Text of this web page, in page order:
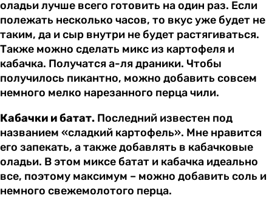
оладьи лучше всего готовить на один раз. Если
полежать несколько часов, то вкус уже будет не
таким, да и сыр внутри не будет растягиваться.
Также можно сделать микс из картофеля и
кабачка. Получатся а-ля драники. Чтобы
получилось пикантно, можно добавить совсем
немного мелко нарезанного перца чили.
Кабачки и батат. Последний известен под
названием «сладкий картофель». Мне нравится
его запекать, а также добавлять в кабачковые
оладьи. В этом миксе батат и кабачка идеально
все, поэтому максимум – можно добавить соль и
немного свежемолотого перца.